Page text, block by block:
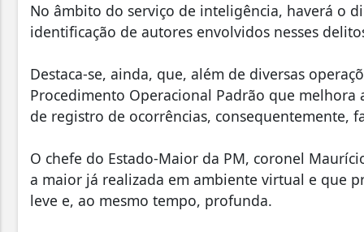
No âmbito do serviço de inteligência, haverá o
identificação de autores envolvidos nesses
Destaca-se, ainda, que, além de diversas
Procedimento Operacional Padrão que melhora
de registro de ocorrências, consequentemente,
O chefe do Estado-Maior da PM, coronel
a maior já realizada em ambiente virtual e que
leve e, ao mesmo tempo, profunda.